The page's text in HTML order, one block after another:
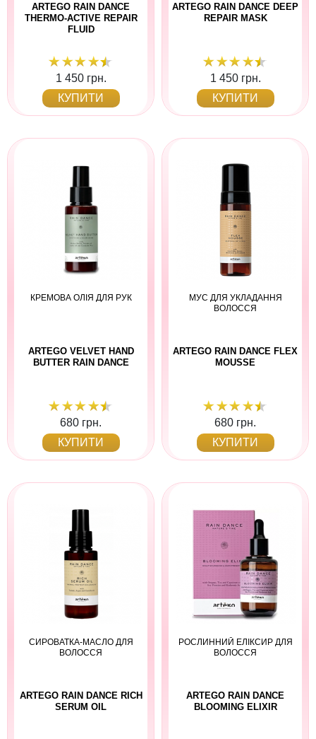
ARTEGO RAIN DANCE
THERMO-ACTIVE REPAIR
FLUID
1 450 грн.
КУПИТИ
ARTEGO RAIN DANCE DEEP
REPAIR MASK
1 450 грн.
КУПИТИ
КРЕМОВА ОЛІЯ ДЛЯ РУК
ARTEGO VELVET HAND
BUTTER RAIN DANCE
680 грн.
КУПИТИ
МУС ДЛЯ УКЛАДАННЯ
ВОЛОССЯ
ARTEGO RAIN DANCE FLEX
MOUSSE
680 грн.
КУПИТИ
СИРОВАТКА-МАСЛО ДЛЯ
ВОЛОССЯ
ARTEGO RAIN DANCE RICH
SERUM OIL
РОСЛИННИЙ ЕЛІКСИР ДЛЯ
ВОЛОССЯ
ARTEGO RAIN DANCE
BLOOMING ELIXIR